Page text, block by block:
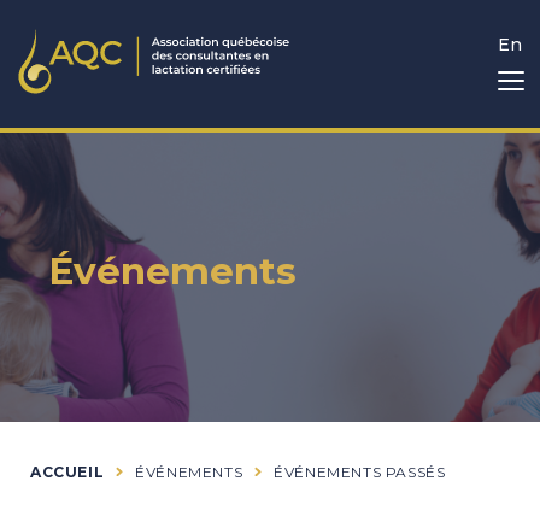
En
Événements
ACCUEIL ÉVÉNEMENTS ÉVÉNEMENTS PASSÉS